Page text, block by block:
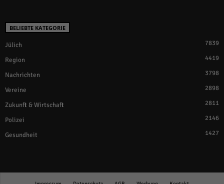
BELIEBTE KATEGORIE
Jülich 7839
Region 4419
Nachrichten 3798
Vereine 2898
Zukunft & Wirtschaft 2811
Polizei 2146
Gesundheit 1427